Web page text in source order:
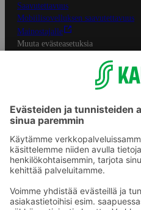
Saavutettavuus
Mobiilisovelluksen saavutettavuus
Mainostajalle
Muuta evästeasetuksia
S-ryhmän palvelut
S-ryhmä
Asiakasomistajuus
Yhteishyvä Ruoka -sovellus
S-ostoslista -sovellus
Sokos.fi
S-Pankki